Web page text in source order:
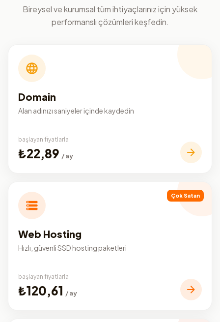
Bireysel ve kurumsal tüm ihtiyaçlarınız için yüksek
performanslı çözümleri keşfedin.
Domain
Alan adınızı saniyeler içinde kaydedin
başlayan fiyatlarla
₺22,89 / ay
Çok Satan
Web Hosting
Hızlı, güvenli SSD hosting paketleri
başlayan fiyatlarla
₺120,61 / ay